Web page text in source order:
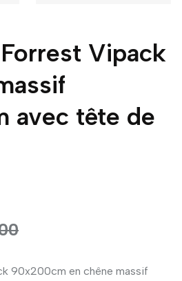
Vipack
avec tête de
90x200cm en chêne massif